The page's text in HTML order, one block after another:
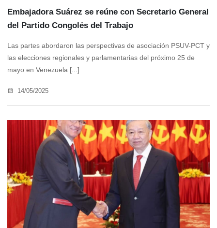
Embajadora Suárez se reúne con Secretario General
del Partido Congolés del Trabajo
Las partes abordaron las perspectivas de asociación PSUV-PCT y
las elecciones regionales y parlamentarias del próximo 25 de
mayo en Venezuela [...]
14/05/2025